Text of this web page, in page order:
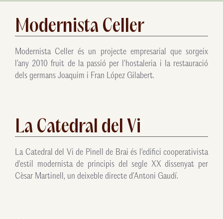
Modernista Celler
Modernista Celler és un projecte empresarial que sorgeix
l’any 2010 fruit de la passió per l’hostaleria i la restauració
dels germans Joaquim i Fran López Gilabert.
La Catedral del Vi
La Catedral del Vi de Pinell de Brai és l’edifici cooperativista
d’estil modernista de principis del segle XX dissenyat per
Cèsar Martinell, un deixeble directe d’Antoni Gaudí.